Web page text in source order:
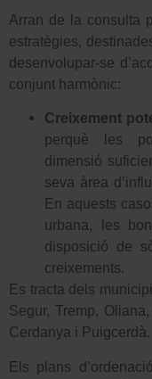
Arran de la consulta
estratègies,
desenvolupar-se
conjunt harmònic:
Creixement
perquè les
dimensió
seva àrea
En aquests
urbana, les
disposició de
creixements.
Es tracta dels
Segur, Tremp,
Cerdanya i Puigcerdà.
Els plans